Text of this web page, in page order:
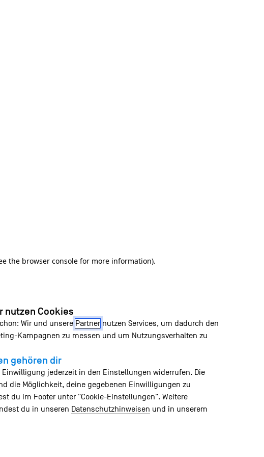
the browser console for more information).
nutzen Cookies
Wir und unsere Partnernutzen Services, um dadurch den
Kampagnen zu messen und um Nutzungsverhalten zu
gehören dir
Einwilligung jederzeit in den Einstellungen widerrufen. Die
die Möglichkeit, deine gegebenen Einwilligungen zu
du im Footer unter "Cookie-Einstellungen". Weitere
du in unseren Datenschutzhinweisen und in unserem